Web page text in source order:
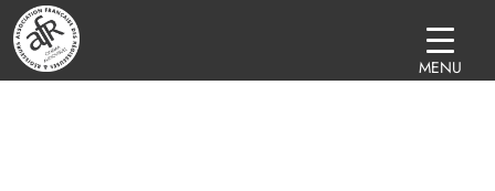
MENU